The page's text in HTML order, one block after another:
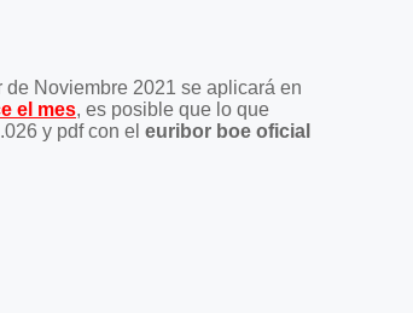
Noviembre 2021 se aplicará en
el mes, es posible que lo que
y pdf con el euribor boe oficial